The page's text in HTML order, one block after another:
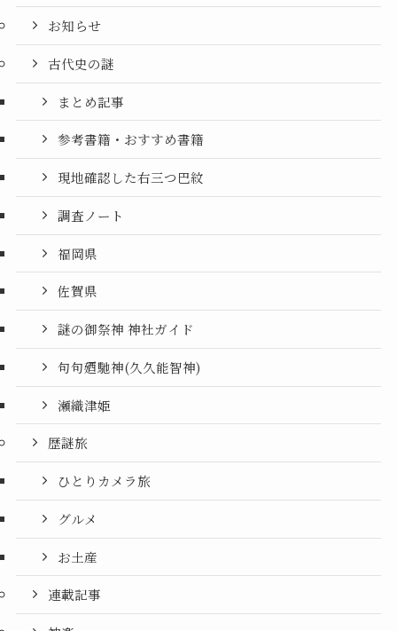
お知らせ
古代史の謎
まとめ記事
参考書籍・おすすめ書籍
現地確認した右三つ巴紋
調査ノート
福岡県
佐賀県
謎の御祭神 神社ガイド
句句廼馳神(久久能智神)
瀬織津姫
歴謎旅
ひとりカメラ旅
グルメ
お土産
連載記事